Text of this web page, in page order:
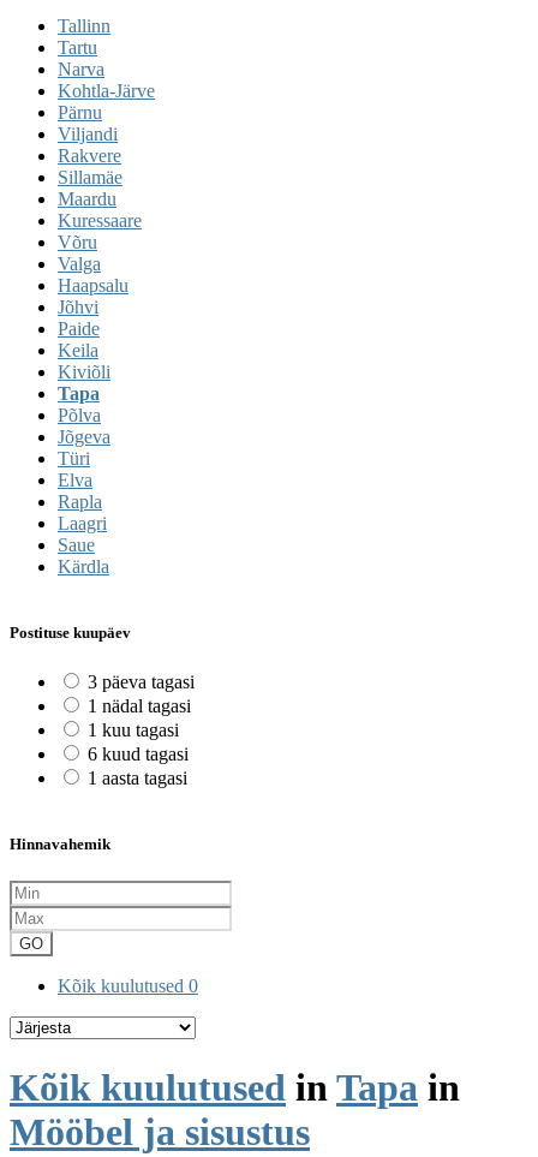
Tallinn
Tartu
Narva
Kohtla-Järve
Pärnu
Viljandi
Rakvere
Sillamäe
Maardu
Kuressaare
Võru
Valga
Haapsalu
Jõhvi
Paide
Keila
Kiviõli
Tapa
Põlva
Jõgeva
Türi
Elva
Rapla
Laagri
Saue
Kärdla
Postituse kuupäev
3 päeva tagasi
1 nädal tagasi
1 kuu tagasi
6 kuud tagasi
1 aasta tagasi
Hinnavahemik
GO
Kõik kuulutused 0
Kõik kuulutused in Tapa in
Mööbel ja sisustus